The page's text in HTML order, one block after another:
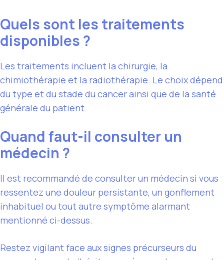
Quels sont les traitements
disponibles ?
Les traitements incluent la chirurgie, la
chimiothérapie et la radiothérapie. Le choix dépend
du type et du stade du cancer ainsi que de la santé
générale du patient.
Quand faut-il consulter un
médecin ?
Il est recommandé de consulter un médecin si vous
ressentez une douleur persistante, un gonflement
inhabituel ou tout autre symptôme alarmant
mentionné ci-dessus.
Restez vigilant face aux signes précurseurs du